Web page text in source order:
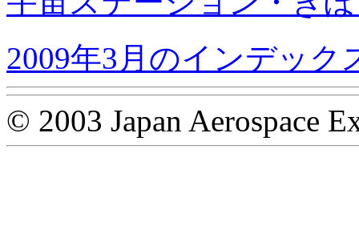
2009年3月のインデック
© 2003 Japan Aerospace